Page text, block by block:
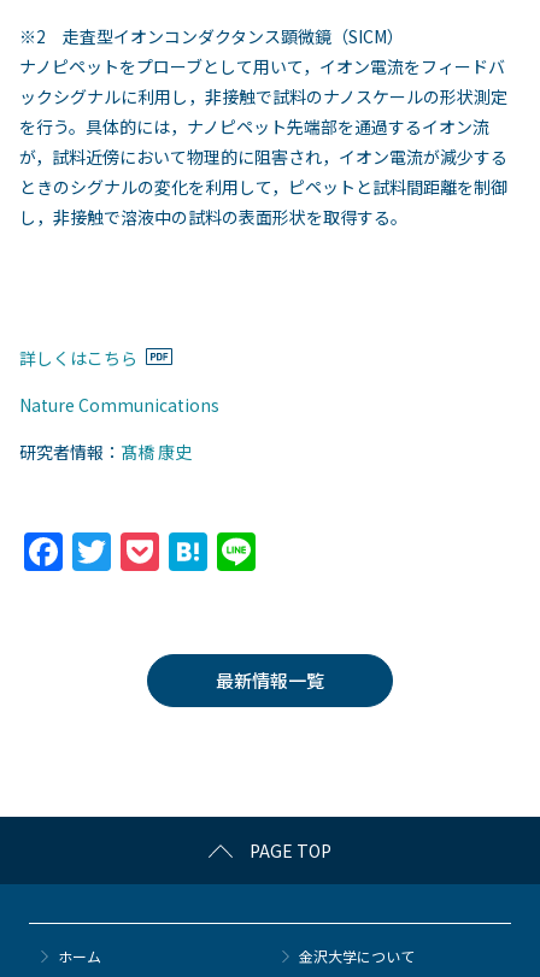
※2 走査型イオンコンダクタンス顕微鏡（SICM）
ナノピペットをプローブとして用いて，イオン電流をフィードバ
ックシグナルに利用し，非接触で試料のナノスケールの形状測定
を行う。具体的には，ナノピペット先端部を通過するイオン流
が，試料近傍において物理的に阻害され，イオン電流が減少する
ときのシグナルの変化を利用して，ピペットと試料間距離を制御
し，非接触で溶液中の試料の表面形状を取得する。
詳しくはこちら
Nature Communications
研究者情報： 髙橋 康史
F
k
T
er
P
k
et
H
n
a
最新情報一覧
PAGE TOP
ホーム 金沢大学について